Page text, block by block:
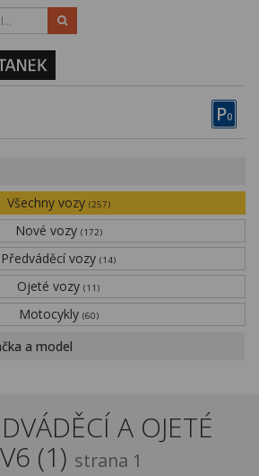
P0
-383 335 366
Všechny vozy (257)
Nové vozy (172)
Předváděcí vozy (14)
Ojeté vozy (11)
Motocykly (60)
a model
A OJETÉ
(1) strana 1